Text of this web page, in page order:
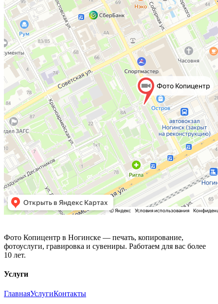
Фото Копицентр в Ногинске — печать, копирование,
фотоуслуги, гравировка и сувениры. Работаем для вас более
10 лет.
Услуги
ГлавнаяУслугиКонтакты